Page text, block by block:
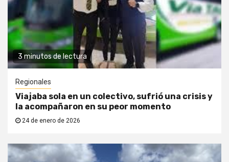
3 minutos de lectura
Regionales
Viajaba sola en un colectivo, sufrió una crisis y
la acompañaron en su peor momento
24 de enero de 2026